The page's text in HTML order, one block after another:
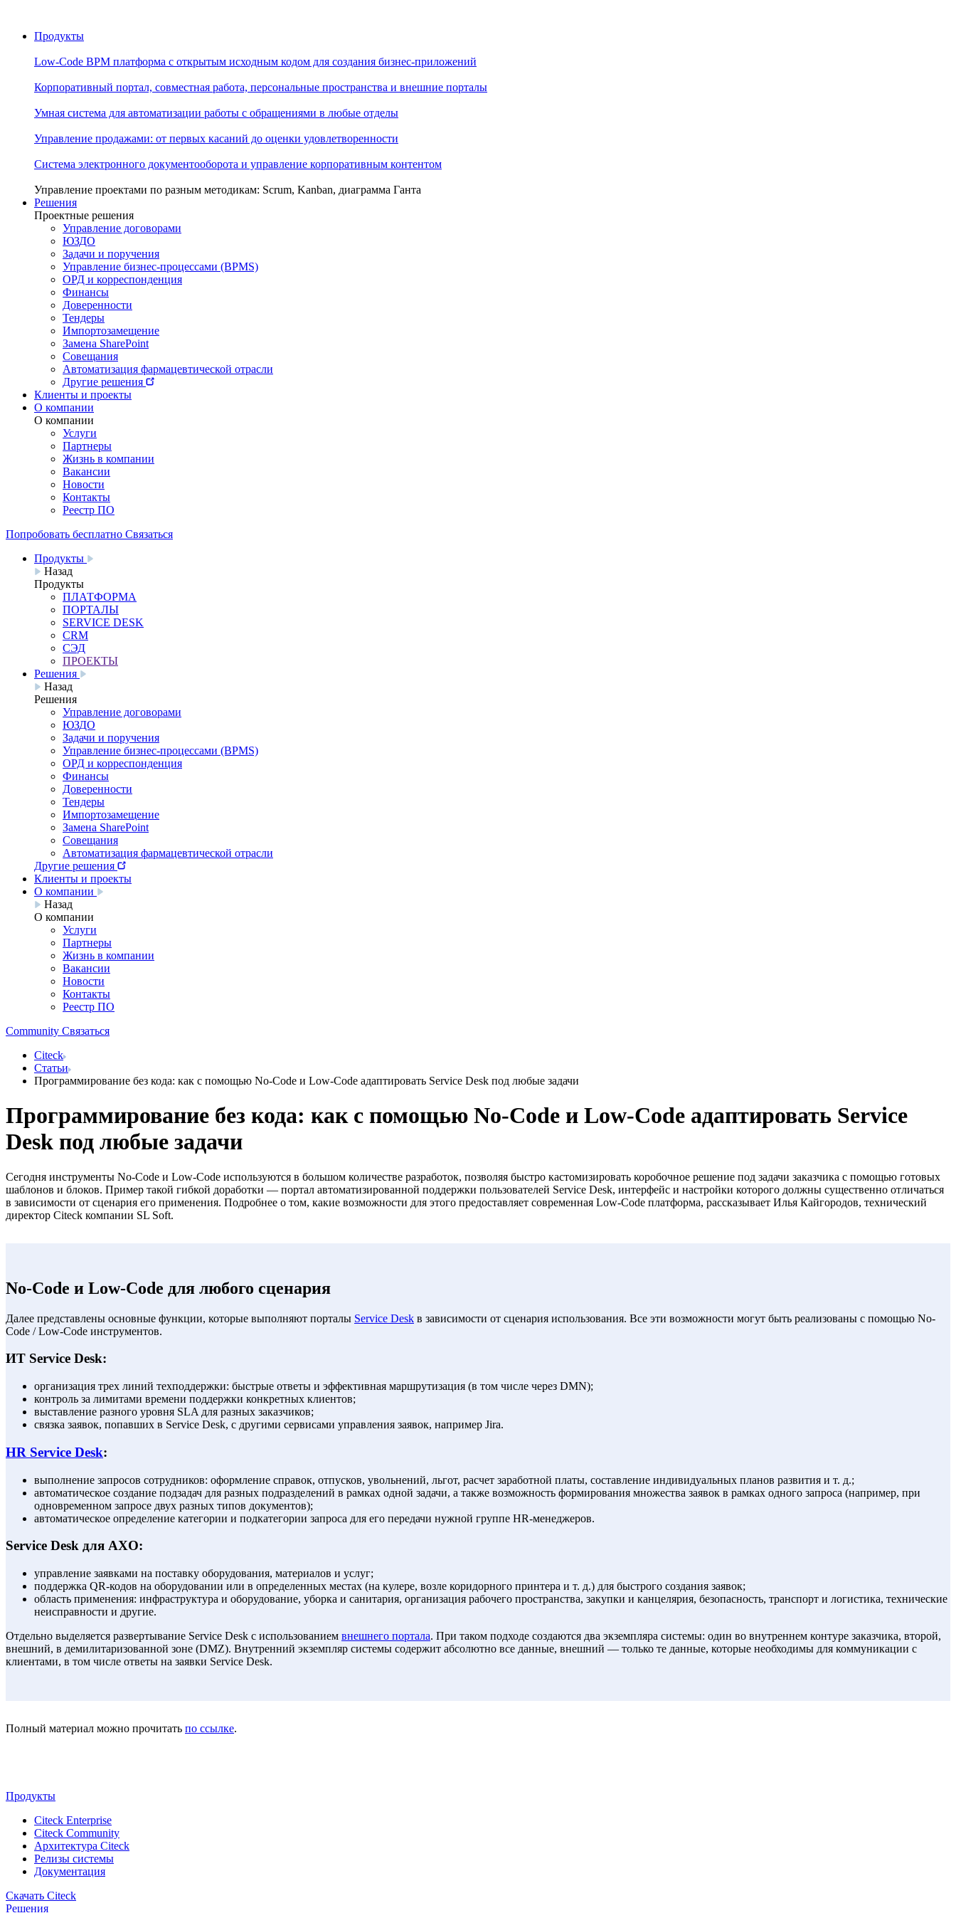
Продукты
Low-Code BPM платформа с открытым исходным кодом для создания бизнес-приложений
Корпоративный портал, совместная работа, персональные пространства и внешние порталы
Умная система для автоматизации работы с обращениями в любые отделы
Управление продажами: от первых касаний до оценки удовлетворенности
Система электронного документооборота и управление корпоративным контентом
Управление проектами по разным методикам: Scrum, Kanban, диаграмма Ганта
Решения
Проектные решения
Управление договорами
ЮЗДО
Задачи и поручения
Управление бизнес-процессами (BPMS)
ОРД и корреспонденция
Финансы
Доверенности
Тендеры
Импортозамещение
Замена SharePoint
Совещания
Автоматизация фармацевтической отрасли
Другие решения
Клиенты и проекты
О компании
О компании
Услуги
Партнеры
Жизнь в компании
Вакансии
Новости
Контакты
Реестр ПО
Попробовать бесплатно Связаться
Продукты
Назад
Продукты
ПЛАТФОРМА
ПОРТАЛЫ
SERVICE DESK
CRM
СЭД
ПРОЕКТЫ
Решения
Назад
Решения
Управление договорами
ЮЗДО
Задачи и поручения
Управление бизнес-процессами (BPMS)
ОРД и корреспонденция
Финансы
Доверенности
Тендеры
Импортозамещение
Замена SharePoint
Совещания
Автоматизация фармацевтической отрасли
Другие решения
Клиенты и проекты
О компании
Назад
О компании
Услуги
Партнеры
Жизнь в компании
Вакансии
Новости
Контакты
Реестр ПО
Community Связаться
Citeck
Статьи
Программирование без кода: как с помощью No-Code и Low-Code адаптировать Service Desk под любые задачи
Программирование без кода: как с помощью No-Code и Low-Code адаптировать Service
Desk под любые задачи
Сегодня инструменты No-Code и Low-Code используются в большом количестве разработок, позволяя быстро кастомизировать коробочное решение под задачи заказчика с помощью готовых
шаблонов и блоков. Пример такой гибкой доработки — портал автоматизированной поддержки пользователей Service Desk, интерфейс и настройки которого должны существенно отличаться
в зависимости от сценария его применения. Подробнее о том, какие возможности для этого предоставляет современная Low-Code платформа, рассказывает Илья Кайгородов, технический
директор Citeck компании SL Soft.
No-Code и Low-Code для любого сценария
Далее представлены основные функции, которые выполняют порталы Service Desk в зависимости от сценария использования. Все эти возможности могут быть реализованы с помощью No-
Code / Low-Code инструментов.
ИТ Service Desk:
организация трех линий техподдержки: быстрые ответы и эффективная маршрутизация (в том числе через DMN);
контроль за лимитами времени поддержки конкретных клиентов;
выставление разного уровня SLA для разных заказчиков;
связка заявок, попавших в Service Desk, с другими сервисами управления заявок, например Jira.
НR Service Desk:
выполнение запросов сотрудников: оформление справок, отпусков, увольнений, льгот, расчет заработной платы, составление индивидуальных планов развития и т. д.;
автоматическое создание подзадач для разных подразделений в рамках одной задачи, а также возможность формирования множества заявок в рамках одного запроса (например, при
одновременном запросе двух разных типов документов);
автоматическое определение категории и подкатегории запроса для его передачи нужной группе НR-менеджеров.
Service Desk для AXO:
управление заявками на поставку оборудования, материалов и услуг;
поддержка QR-кодов на оборудовании или в определенных местах (на кулере, возле коридорного принтера и т. д.) для быстрого создания заявок;
область применения: инфраструктура и оборудование, уборка и санитария, организация рабочего пространства, закупки и канцелярия, безопасность, транспорт и логистика, технические
неисправности и другие.
Отдельно выделяется развертывание Service Desk с использованием внешнего портала. При таком подходе создаются два экземпляра системы: один во внутреннем контуре заказчика, второй,
внешний, в демилитаризованной зоне (DMZ). Внутренний экземпляр системы содержит абсолютно все данные, внешний — только те данные, которые необходимы для коммуникации с
клиентами, в том числе ответы на заявки Service Desk.
Полный материал можно прочитать по ссылке.
Продукты
Citeck Enterprise
Citeck Community
Архитектура Citeck
Релизы системы
Документация
Скачать Citeck
Решения